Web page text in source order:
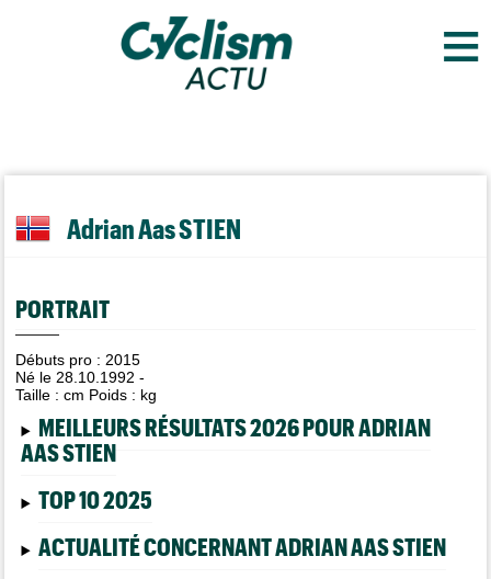
≡
Adrian Aas STIEN
PORTRAIT
Débuts pro : 2015
Né le 28.10.1992 -
Taille :cm Poids : kg
MEILLEURS RÉSULTATS 2026 POUR ADRIAN
AAS STIEN
TOP 10 2025
ACTUALITÉ CONCERNANT ADRIAN AAS STIEN